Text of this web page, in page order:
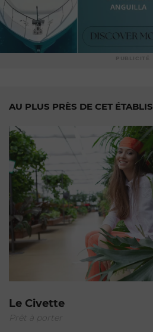
AU PLUS PRÈS DE CET
Gustavia
Ouvert - Ferme dans 44 min
Le Civette
Prêt à porter